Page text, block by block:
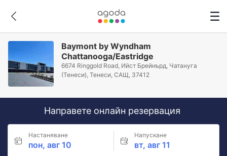
Baymont by Wyndham
Chattanooga/Eastridge
6674 Ringgold Road, Ийст Брейнърд, Чатануга
(Тенеси), Тенеси, САЩ, 37412
Направете онлайн резервация
Настаняване
пон, авг 10
Напускане
вт, авг 11